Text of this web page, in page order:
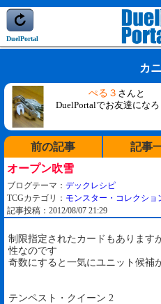
DuelPortal
カニ
ぺる３ さんと
DuelPortalでお友達になろ
前の記事 記事
オープン吹雪
ブログテーマ： デックレシピ
TCGカテゴリ： モンスター・コレクショ
記事投稿：2012/08/07 21:29
制限指定されたカードもあります
性なのです
奇数にすると一気にユニット候補
テンペスト・クイーン 2